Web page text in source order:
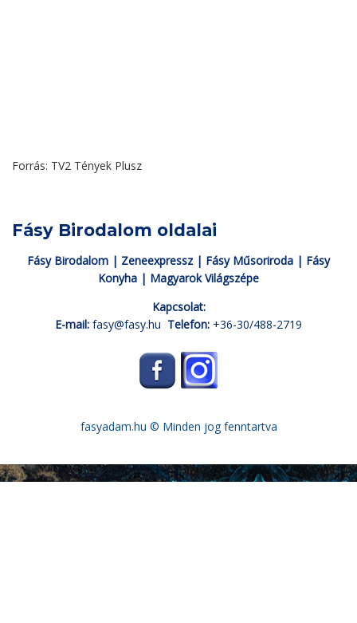
Forrás: TV2 Tények Plusz
Fásy Birodalom oldalai
Fásy Birodalom | Zeneexpressz | Fásy Műsoriroda | Fásy
Konyha | Magyarok Világszépe
Kapcsolat:
E-mail: fasy@fasy.hu Telefon: +36-30/488-2719
fasyadam.hu © Minden jog fenntartva